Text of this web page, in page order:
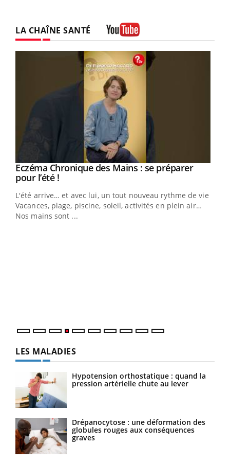
LA CHAÎNE SANTÉ
Youtube
Eczéma Chronique des Mains : se préparer
pour l’été !Youtube
L'été arrive… et avec lui, un tout nouveau rythme de vie !
Vacances, plage, piscine, soleil, activités en plein air…
Nos mains sont ...
LES MALADIES
Hypotension orthostatique : quand la
pression artérielle chute au lever
Drépanocytose : une déformation des
globules rouges aux conséquences
graves